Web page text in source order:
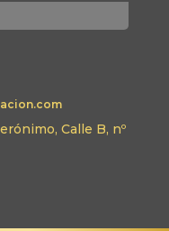
Calle B, nº